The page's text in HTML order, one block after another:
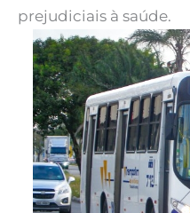
prejudiciais à saúde.